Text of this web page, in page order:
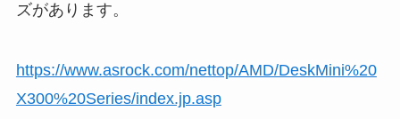
ズがあります。
https://www.asrock.com/nettop/AMD/DeskMini%20
X300%20Series/index.jp.asp